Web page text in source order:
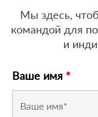
Мы здесь,
командой для
и
Ваше имя *